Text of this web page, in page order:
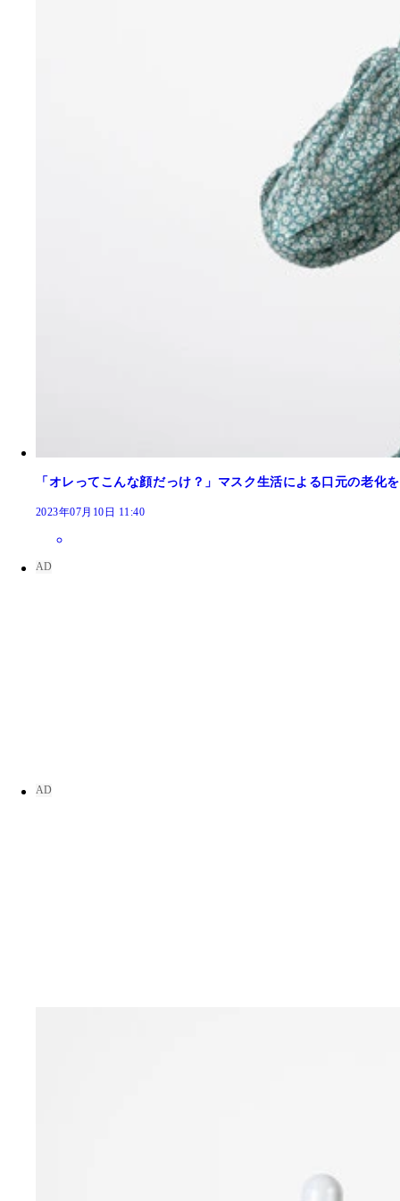
「オレってこんな顔だっけ？」マスク生活による口元の老
2023年07月10日 11:40